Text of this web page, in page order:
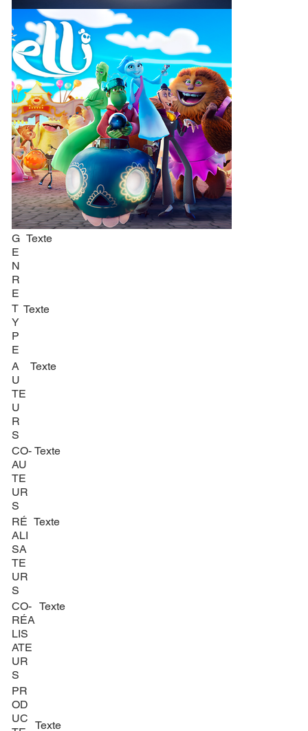
G
E
N
R
E
Texte
T
Y
P
E
Texte
A
U
TE
U
R
S
Texte
CO-
AU
TE
UR
S
Texte
RÉ
ALI
SA
TE
UR
S
Texte
CO-
RÉA
LIS
ATE
UR
S
Texte
PR
OD
UC
Texte